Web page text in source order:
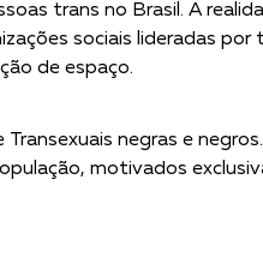
trans no Brasil. A
sociais lideradas
de espaço.
negras e
motivados